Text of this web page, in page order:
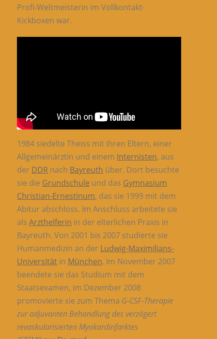
Profi-Weltmeisterin im Vollkontakt-
Kickboxen war.
1984 siedelte Theiss mit ihren Eltern, einer
Allgemeinärztin und einem Internisten, aus
der DDR nach Bayreuth über. Dort besuchte
sie die Grundschule und das Gymnasium
Christian-Ernestinum, das sie 1999 mit dem
Abitur abschloss. Im Anschluss arbeitete sie
als Arzthelferin in der elterlichen Praxis in
Bayreuth. Von 2001 bis 2007 studierte sie
Humanmedizin an der Ludwig-Maximilians-
Universität in München. Im November 2007
beendete sie das Studium mit dem
Staatsexamen, im Dezember 2008
promovierte sie zum Thema G-CSF-Therapie
zur adjuvanten Behandlung des verzögert
revaskularisierten Myokardinfarktes